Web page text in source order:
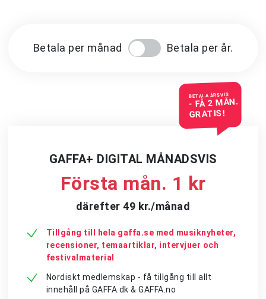
Betala per månad Betala per år.
BETALA ÅRSVIS
- FÅ 2 MÅN.
GRATIS!
GAFFA+ DIGITAL MÅNADSVIS
Första mån. 1 kr
därefter 49 kr./månad
Tillgång till hela gaffa.se med musiknyheter,
recensioner, temaartiklar, intervjuer och
festivalmaterial
Nordiskt medlemskap - få tillgång till allt
innehåll på GAFFA.dk & GAFFA.no